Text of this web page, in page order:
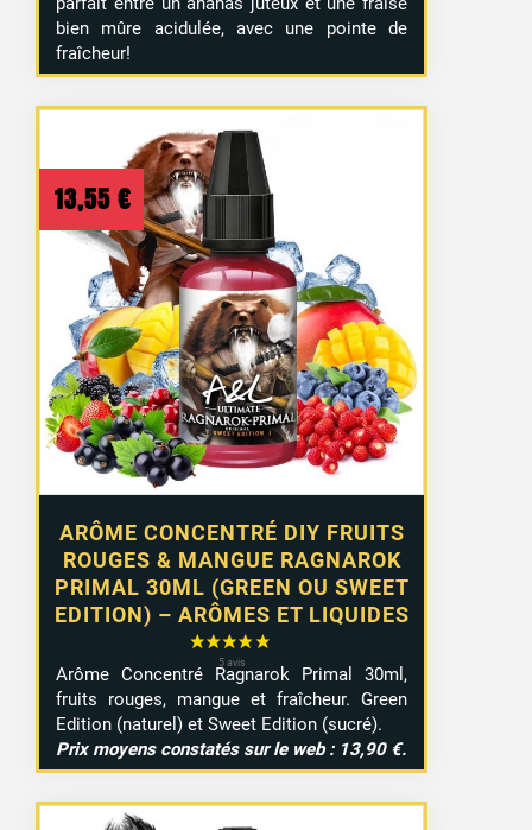
bien mûre acidulée, avec une pointe de
fraîcheur!
ARÔME CONCENTRÉ DIY FRUITS
ROUGES & MANGUE RAGNAROK
PRIMAL 30ML (GREEN OU SWEET
EDITION) – ARÔMES ET LIQUIDES
13,55 €
Arôme Concentré Ragnarok Primal 30ml,
fruits rouges, mangue et fraîcheur. Green
Edition (naturel) et Sweet Edition (sucré).
Prix moyens constatés sur le web : 13,90 €.